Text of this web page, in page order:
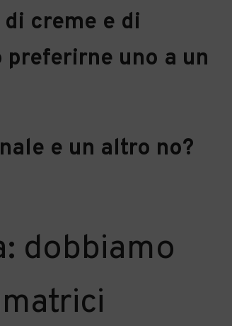
creme e di
uno a un
e un altro no?
dobbiamo